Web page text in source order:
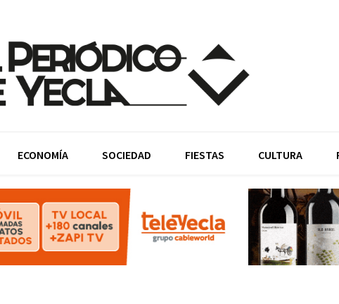
ECONOMÍA SOCIEDAD FIESTAS CULTURA